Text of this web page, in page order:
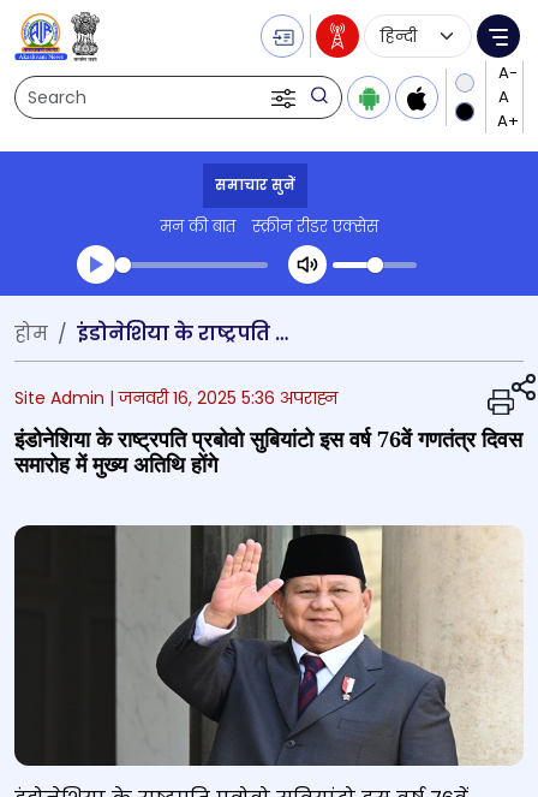
Search
Language
समाचार सुनें
मन की बात स्क्रीन रीडर एक्सेस
Transcript summary
प्ले ऑडियो
होम इंडोनेशिया के राष्ट्रपति प्रबोवो सुबियांटो इस वर्ष 76वें गणतंत्र दिवस समारोह में मुख्य अतिथि होंगे
Site Admin |जनवरी 16, 2025 5:36 अपराह्न
इंडोनेशिया के राष्ट्रपति प्रबोवो सुबियांटो इस वर्ष 76वें गणतंत्र दिवस
समारोह में मुख्य अतिथि होंगे